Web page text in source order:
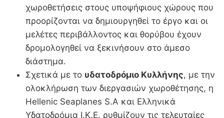
χωροθετήσεις στους υποψήφιους χώρους που
προορίζονται να δημιουργηθεί το έργο και οι
μελέτες περιβάλλοντος και θορύβου έχουν
δρομολογηθεί να ξεκινήσουν στο άμεσο
διάστημα.
Σχετικά με το υδατοδρόμιο Κυλλήνης, με την
ολοκλήρωση των διεργασιών χωροθέτησης, η
Hellenic Seaplanes S.A και Ελληνικά
Υδατοδρόμια Ι.Κ.Ε. ρυθμίζουν τις τελευταίες